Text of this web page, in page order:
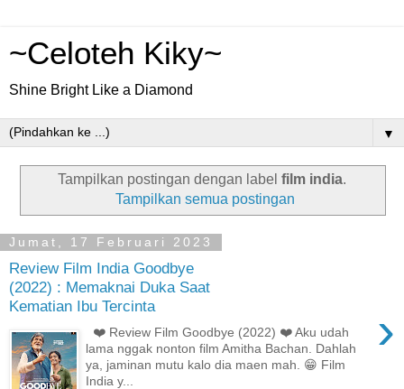
~Celoteh Kiky~
Shine Bright Like a Diamond
▼
Tampilkan postingan dengan label film india.
Tampilkan semua postingan
Jumat, 17 Februari 2023
Review Film India Goodbye
(2022) : Memaknai Duka Saat
Kematian Ibu Tercinta
›
❤️ Review Film Goodbye (2022) ❤️ Aku udah
lama nggak nonton film Amitha Bachan. Dahlah
ya, jaminan mutu kalo dia maen mah. 😁 Film
India y...